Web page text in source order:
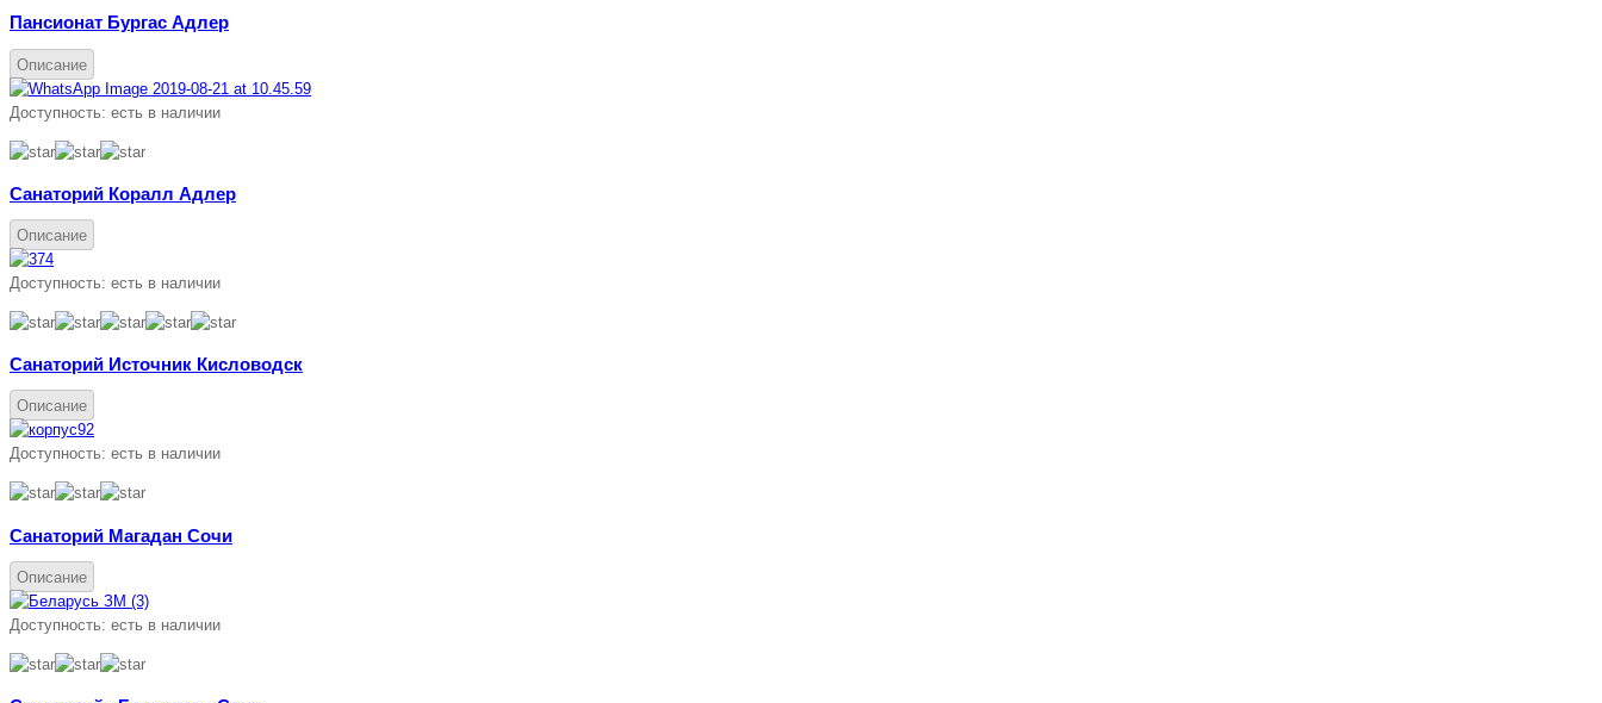
Пансионат Бургас Адлер
Описание
Доступность: есть в наличии
Санаторий Коралл Адлер
Описание
Доступность: есть в наличии
Санаторий Источник Кисловодск
Описание
Доступность: есть в наличии
Санаторий Магадан Сочи
Описание
Доступность: есть в наличии